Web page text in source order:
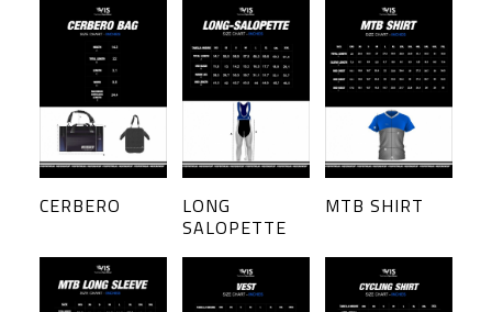
CERBERO
LONG
SALOPETTE
MTB SHIRT